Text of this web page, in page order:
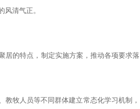
清气正。
居的特点，制定实施方案，推动各项要求落
教牧人员等不同群体建立常态化学习机制，